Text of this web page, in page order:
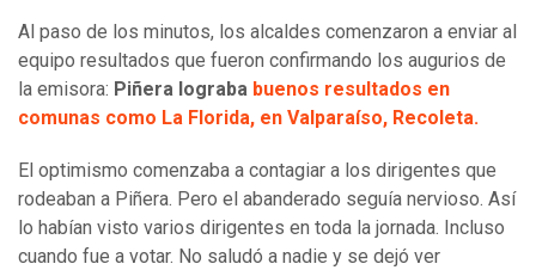
Al paso de los minutos, los alcaldes comenzaron a enviar al
equipo resultados que fueron confirmando los augurios de
la emisora: Piñera lograba buenos resultados en
comunas como La Florida, en Valparaíso, Recoleta.
El optimismo comenzaba a contagiar a los dirigentes que
rodeaban a Piñera. Pero el abanderado seguía nervioso. Así
lo habían visto varios dirigentes en toda la jornada. Incluso
cuando fue a votar. No saludó a nadie y se dejó ver